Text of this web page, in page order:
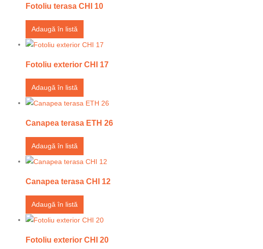
Fotoliu terasa CHI 10
Adaugă în listă
Fotoliu exterior CHI 17
Adaugă în listă
Canapea terasa ETH 26
Adaugă în listă
Canapea terasa CHI 12
Adaugă în listă
Fotoliu exterior CHI 20